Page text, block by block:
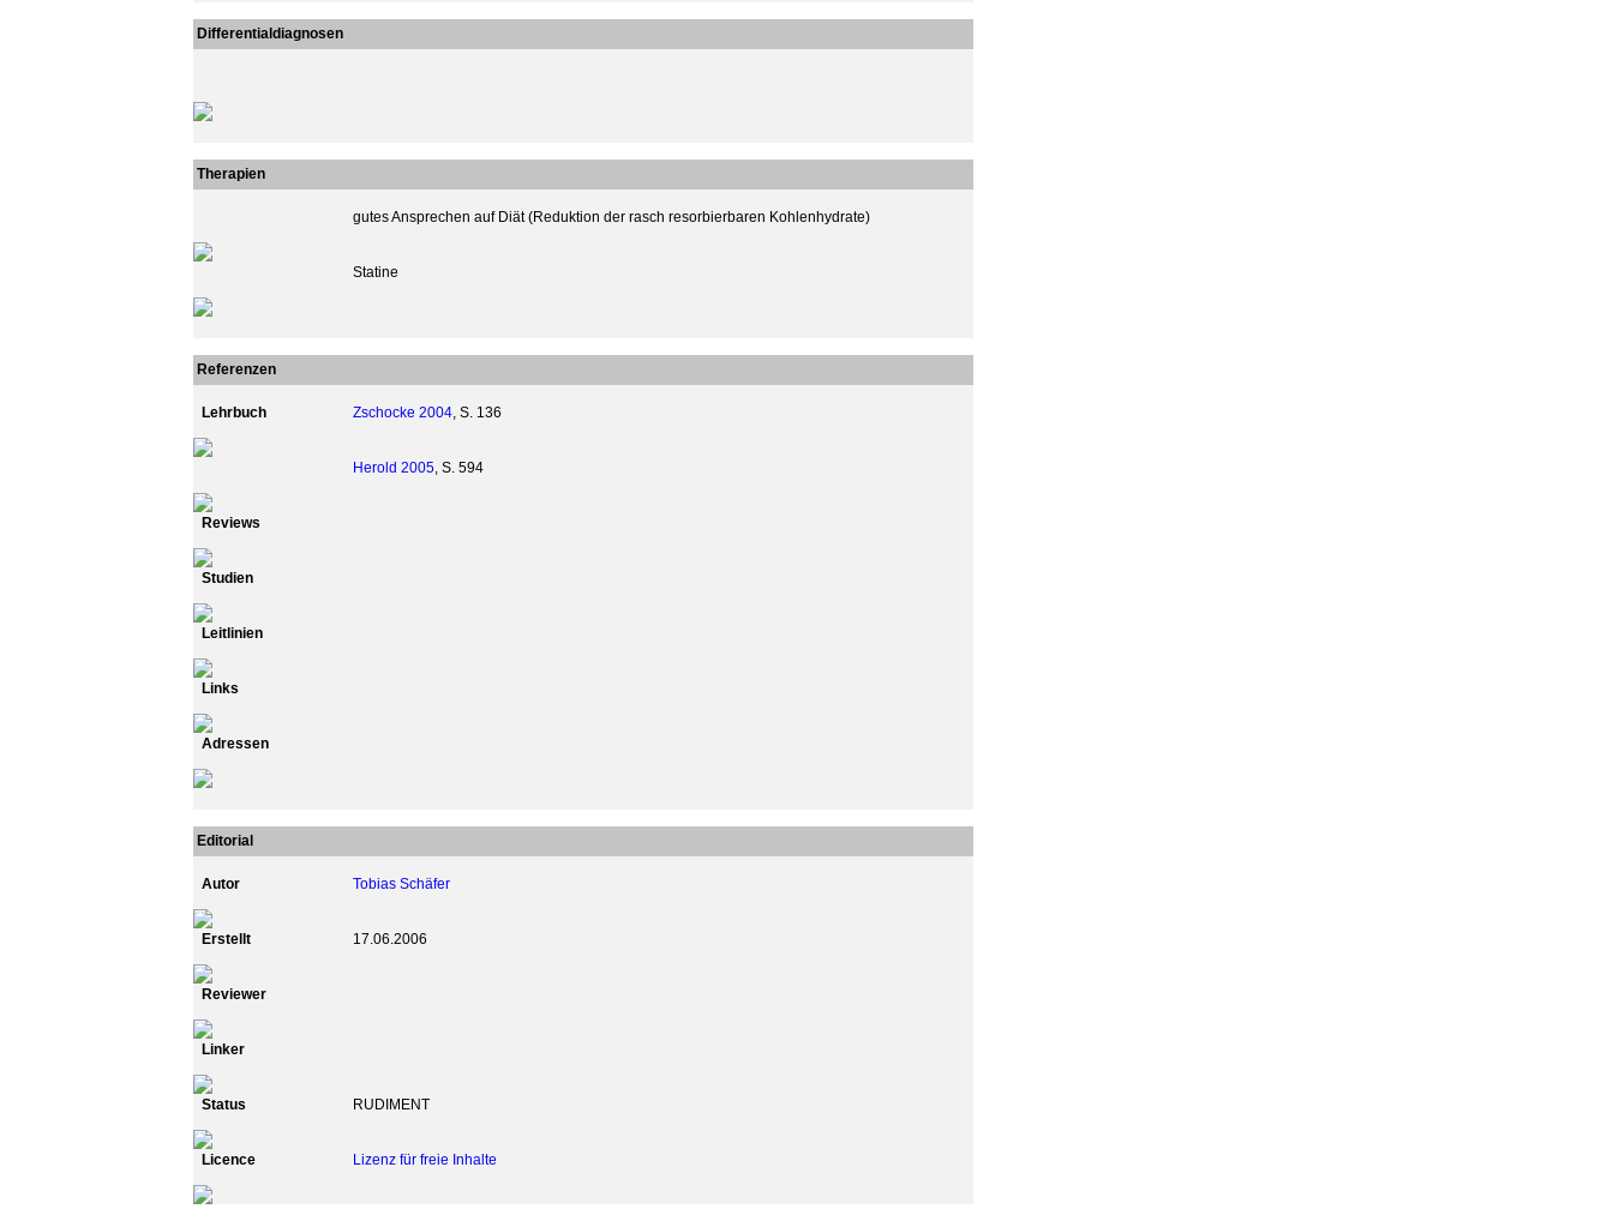
Differentialdiagnosen
Therapien
gutes Ansprechen auf Diät (Reduktion der rasch resorbierbaren Kohlenhydrate)
Statine
Referenzen
Lehrbuch Zschocke 2004, S. 136
Herold 2005, S. 594
Reviews
Studien
Leitlinien
Links
Adressen
Editorial
Autor Tobias Schäfer
Erstellt 17.06.2006
Reviewer
Linker
Status RUDIMENT
Licence Lizenz für freie Inhalte